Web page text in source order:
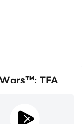
Wars™: TFA